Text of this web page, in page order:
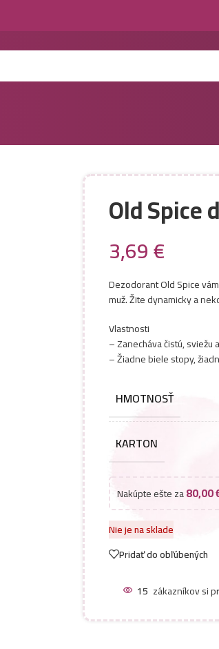
Old
3,69€
Dezodorant Old Spice
muž. Žite dynamicky a
Vlastnosti
– Zanecháva čistú, sviežu
– Žiadne biele stopy,
HMOTNOSŤ
KARTON
Nakúpte ešte za80,00
Nie je na sklade
Pridať do obľúbených
15 zákazníkov si